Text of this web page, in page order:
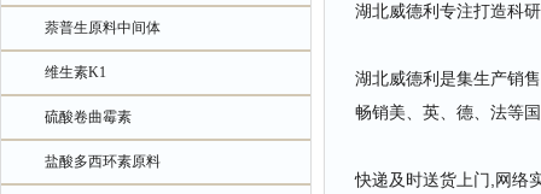
萘普生原料中间体
维生素K1
硫酸卷曲霉素
盐酸多西环素原料
湖北威德利专注打造科
湖北威德利是集生产销
畅销美、英、德、法等
快递及时送货上门,网络